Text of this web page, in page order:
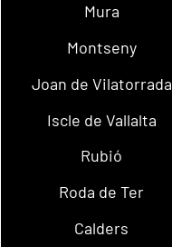
Mura
Montseny
Joan de Vilatorrada
Iscle de Vallalta
Rubió
Roda de Ter
Calders